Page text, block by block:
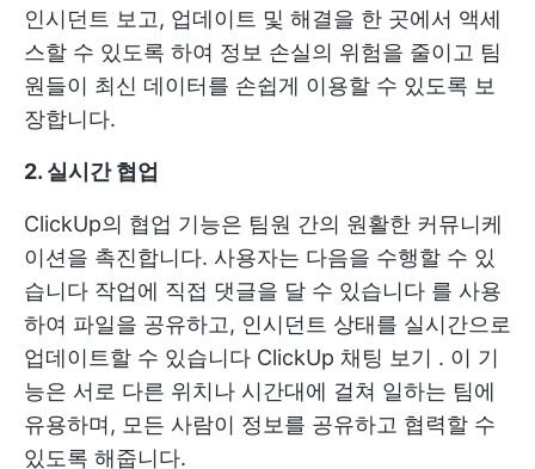
인시던트 보고, 업데이트 및 해결을 한 곳에서 액세
스할 수 있도록 하여 정보 손실의 위험을 줄이고 팀
원들이 최신 데이터를 손쉽게 이용할 수 있도록 보
장합니다.
2. 실시간 협업
ClickUp의 협업 기능은 팀원 간의 원활한 커뮤니케
이션을 촉진합니다. 사용자는 다음을 수행할 수 있
습니다 작업에 직접 댓글을 달 수 있습니다 를 사용
하여 파일을 공유하고, 인시던트 상태를 실시간으로
업데이트할 수 있습니다 ClickUp 채팅 보기 . 이 기
능은 서로 다른 위치나 시간대에 걸쳐 일하는 팀에
유용하며, 모든 사람이 정보를 공유하고 협력할 수
있도록 해줍니다.